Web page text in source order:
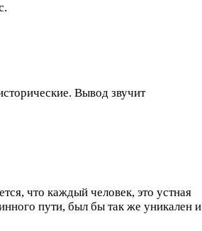
Вывод звучит
что каждый человек, это устная
пути, был бы так же уникален и